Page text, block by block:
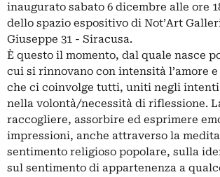
inaugurato sabato 6 dicembre alle ore
dello spazio espositivo di Not’Art
Giuseppe 31 - Siracusa.
È questo il momento, dal quale nasce
cui si rinnovano con intensità l’amore
che ci coinvolge tutti, uniti negli
nella volontà/necessità di riflessione.
raccogliere, assorbire ed esprimere
impressioni, anche attraverso la
sentimento religioso popolare, sulla
sul sentimento di appartenenza a